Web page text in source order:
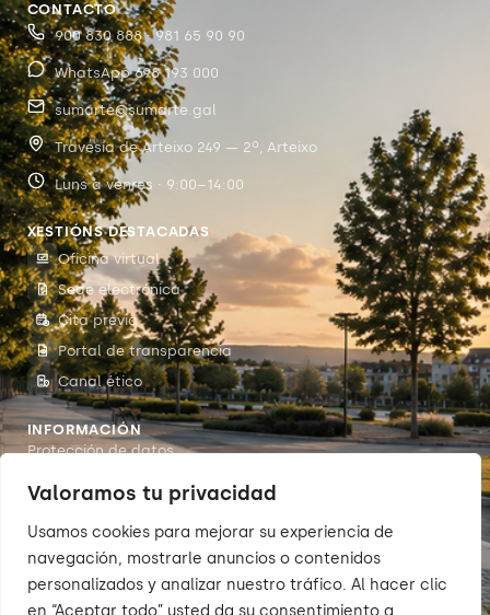
Valoramos tu privacidad
Usamos cookies para mejorar su experiencia de
navegación, mostrarle anuncios o contenidos
personalizados y analizar nuestro tráfico. Al hacer clic
en “Aceptar todo” usted da su consentimiento a
CONTACTO
900 830 888 · 981 65 90 90
WhatsApp 698 193 000
sumarte@sumarte.gal
Travesía de Arteixo 249 — 2º, Arteixo
Luns a venres · 9:00–14:00
XESTIÓNS DESTACADAS
Oficina virtual
Sede electrónica
Cita previa
Portal de transparencia
Canal ético
INFORMACIÓN
Protección de datos
Aviso legal
Política de cookies